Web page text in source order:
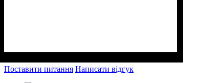
Поставити питання Написати відгук